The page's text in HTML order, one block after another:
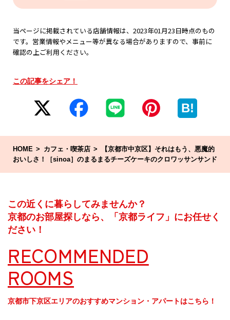
当ページに掲載されている店舗情報は、2023年01月23日時点のもの
です。営業情報やメニュー等が異なる場合がありますので、事前に
確認の上ご利用ください。
この記事をシェア！
B!
HOME カフェ・喫茶店
【京都市中京区】それはもう、悪魔的
おいしさ！［sinoa］のまるまるチーズケーキのクロワッサンサンド
この近くに暮らしてみませんか？
京都のお部屋探しなら、「京都ライフ」にお任せく
ださい！
RECOMMENDED
ROOMS
京都市下京区エリアのおすすめマンション・アパートはこちら！